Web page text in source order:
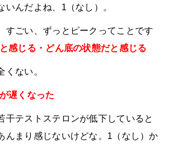
いんだよね、1（なし）。
すごい、ずっとピークってことです
感じる・どん底の状態だと感じる
くない。
遅くなった
干テストステロンが低下していると
んまり感じないけどな。1（なし）か